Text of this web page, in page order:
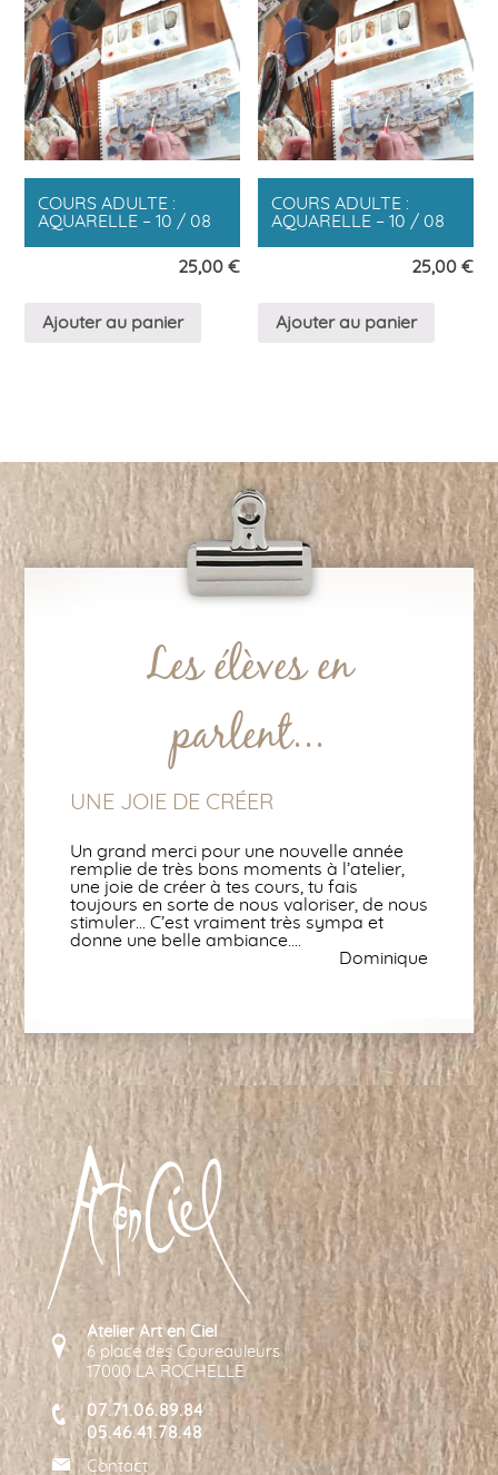
COURS ADULTE :
AQUARELLE – 10 / 08
25,00 €
Ajouter au panier
COURS ADULTE :
AQUARELLE – 10 / 08
25,00 €
Ajouter au panier
Les élèves en
parlent...
UNE JOIE DE CRÉER
Un grand merci pour une nouvelle année
remplie de très bons moments à l’atelier,
une joie de créer à tes cours, tu fais
toujours en sorte de nous valoriser, de nous
stimuler… C’est vraiment très sympa et
donne une belle ambiance….
Dominique
Atelier Art en Ciel
6 place des Coureauleurs
17000 LA ROCHELLE
07.71.06.89.84
05.46.41.78.48
Contact